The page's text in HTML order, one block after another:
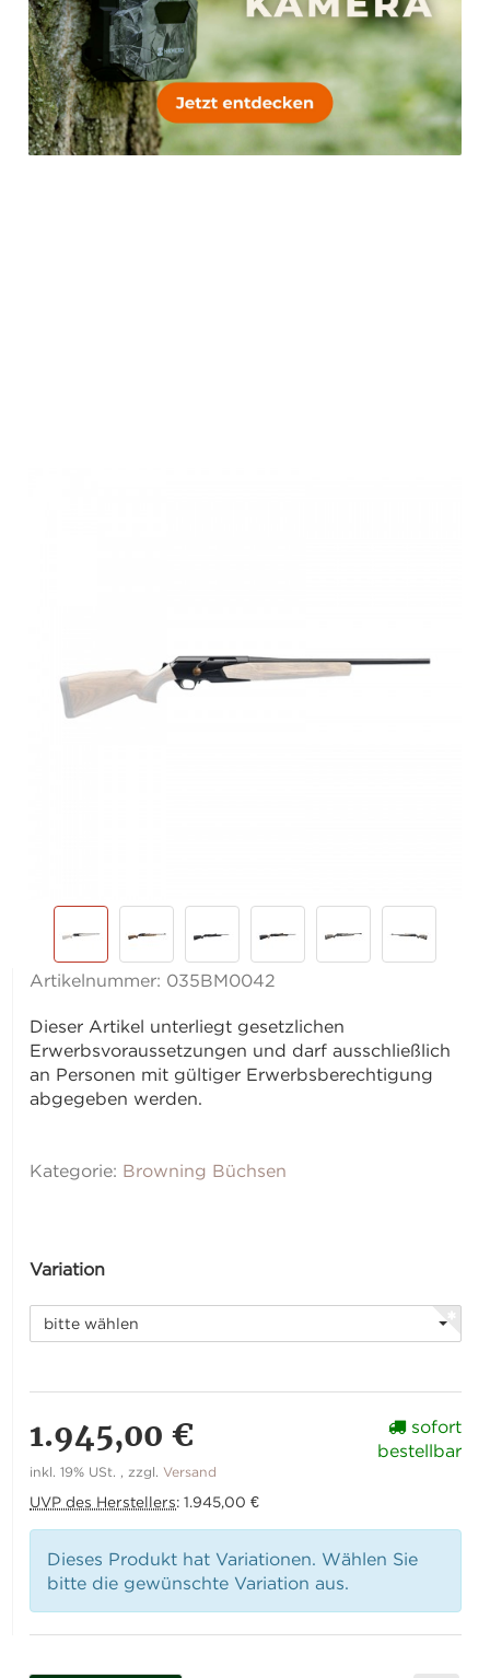
Artikelnummer: 035BM0042
Dieser Artikel unterliegt gesetzlichen
Erwerbsvoraussetzungen und darf ausschließlich
an Personen mit gültiger Erwerbsberechtigung
abgegeben werden.
Kategorie: Browning Büchsen
Variation
bitte wählen
1.945,00 €
inkl. 19% USt. , zzgl.Versand
UVP des Herstellers:1.945,00 €
sofort
bestellbar
Dieses Produkt hat Variationen. Wählen Sie
bitte die gewünschte Variation aus.